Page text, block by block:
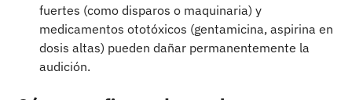
fuertes (como disparos o maquinaria) y
medicamentos ototóxicos (gentamicina, aspirina en
dosis altas) pueden dañar permanentemente la
audición.